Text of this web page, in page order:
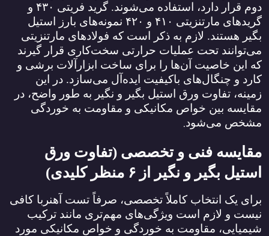
دوم قرار دارد، استفاده می‌شوند. گرید فریتی ۴۳۰ و
گریدهای مارتنزیتی ۴۱۰ و ۴۲۰ نمونه‌های بارز استیل
بگیر هستند. لازم به ذکر است که فولادهای مارتنزیتی
می‌توانند تحت عملیات حرارتی سخت‌کاری قرار گیرند
که این خاصیت آن‌ها را برای ساخت ابزارآلات برشی و
کارد و چنگال‌های باکیفیت ایده‌آل می‌سازد. در این
زمینه، تفاوت ورق استیل بگیر و نگیر به طور واضح، در
مقایسه بین خواص مکانیکی و مقاومت به خوردگی
مشخص می‌شود.
مقایسه فنی و تخصصی (تفاوت ورق
استیل بگیر و نگیر از ۶ منظر کلیدی)
برای یک انتخاب کاملاً تخصصی، صرفاً تست آهنربا کافی
نیست و لازم است ویژگی‌های مهم‌تری مانند ترکیب
شیمیایی، مقاومت به خوردگی و خواص مکانیکی مورد